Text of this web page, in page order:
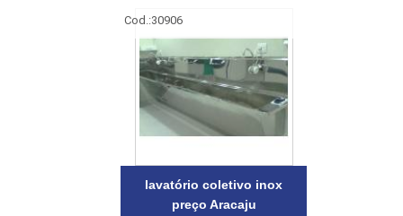
Cod.:30906
lavatório coletivo inox
preço Aracaju